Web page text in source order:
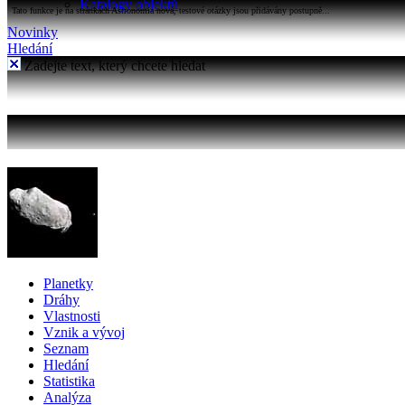
Katalogy objektů
Tato funkce je na stránkách Astronomia nová, testové otázky jsou přidávány postupně...
Novinky
Hledání
Zadejte text, který chcete hledat
Planetky
Dráhy
Vlastnosti
Vznik a vývoj
Seznam
Hledání
Statistika
Analýza